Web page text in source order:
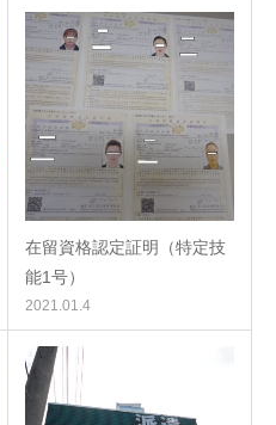
在留資格認定証明（特定技
能1号）
2021.01.4